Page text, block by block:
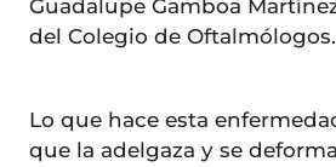
Guadalupe Gamboa
del Colegio de Oftalmólogos.
Lo que hace esta
que la adelgaza y se